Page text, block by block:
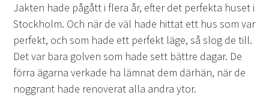
Jakten hade pågått i flera år, efter det perfekta huset i
Stockholm. Och när de väl hade hittat ett hus som var
perfekt, och som hade ett perfekt läge, så slog de till.
Det var bara golven som hade sett bättre dagar. De
förra ägarna verkade ha lämnat dem därhän, när de
noggrant hade renoverat alla andra ytor.